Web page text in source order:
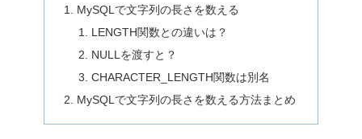
MySQLで文字列の長さを数える
LENGTH関数との違いは？
NULLを渡すと？
CHARACTER_LENGTH関数は別名
MySQLで文字列の長さを数える方法まとめ